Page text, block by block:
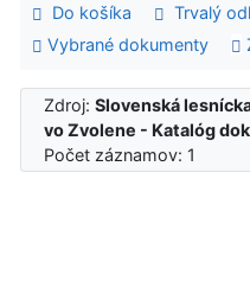
Do košíka Trvalý
Vybrané dokumenty
Zdroj:Slovenská
vo Zvolene - Katalóg
Počet záznamov: 1